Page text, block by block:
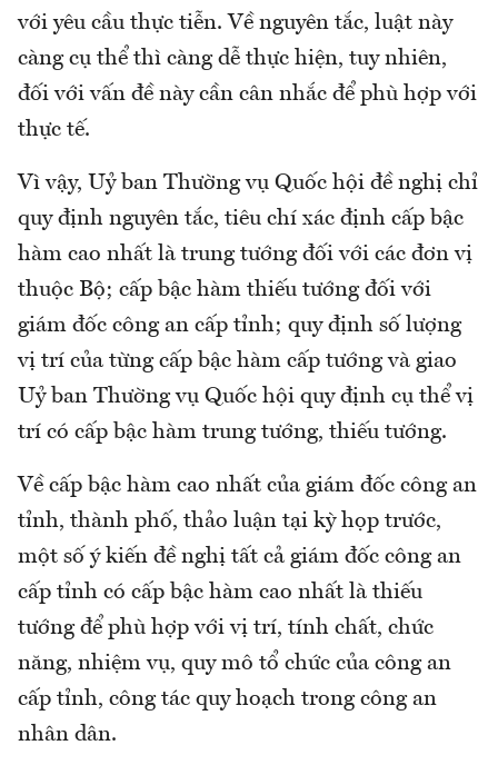
với yêu cầu thực tiễn. Về nguyên tắc, luật này
càng cụ thể thì càng dễ thực hiện, tuy nhiên,
đối với vấn đề này cần cân nhắc để phù hợp với
thực tế.
Vì vậy, Uỷ ban Thường vụ Quốc hội đề nghị chỉ
quy định nguyên tắc, tiêu chí xác định cấp bậc
hàm cao nhất là trung tướng đối với các đơn vị
thuộc Bộ; cấp bậc hàm thiếu tướng đối với
giám đốc công an cấp tỉnh; quy định số lượng
vị trí của từng cấp bậc hàm cấp tướng và giao
Uỷ ban Thường vụ Quốc hội quy định cụ thể vị
trí có cấp bậc hàm trung tướng, thiếu tướng.
Về cấp bậc hàm cao nhất của giám đốc công an
tỉnh, thành phố, thảo luận tại kỳ họp trước,
một số ý kiến đề nghị tất cả giám đốc công an
cấp tỉnh có cấp bậc hàm cao nhất là thiếu
tướng để phù hợp với vị trí, tính chất, chức
năng, nhiệm vụ, quy mô tổ chức của công an
cấp tỉnh, công tác quy hoạch trong công an
nhân dân.